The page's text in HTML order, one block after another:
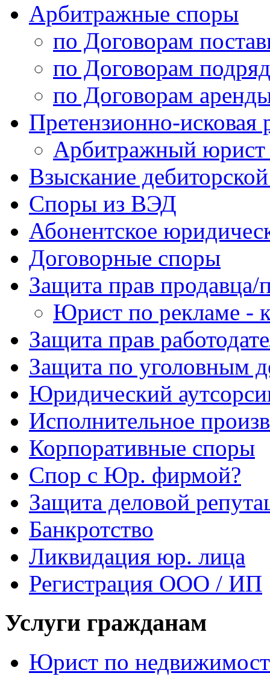
Арбитражные споры
по Договорам
по Договорам
по Договорам
Претензионно-исковая
Арбитражный юрист
Взыскание
Споры из ВЭД
Абонентское
Договорные споры
Защита прав продавца/
Юрист по рекламе -
Защита прав
Защита по уголовным
Юридический
Исполнительное
Корпоративные споры
Спор с Юр. фирмой?
Защита деловой
Банкротство
Ликвидация юр. лица
Регистрация ООО / ИП
Услуги гражданам
Юрист по